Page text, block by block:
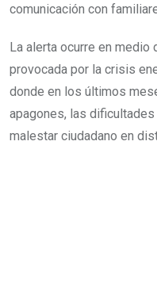
comunicación con
La alerta ocurre en medio
provocada por la crisis
donde en los últimos
apagones, las
malestar ciudadano en